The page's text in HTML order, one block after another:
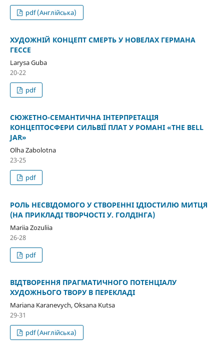
pdf (Англійська)
ХУДОЖНІЙ КОНЦЕПТ СМЕРТЬ У НОВЕЛАХ ГЕРМАНА
ГЕССЕ
Larysa Guba
20-22
pdf
СЮЖЕТНО-СЕМАНТИЧНА ІНТЕРПРЕТАЦІЯ
КОНЦЕПТОСФЕРИ СИЛЬВІЇ ПЛАТ У РОМАНІ «THE BELL
JAR»
Olha Zabolotna
23-25
pdf
РОЛЬ НЕСВІДОМОГО У СТВОРЕННІ ІДІОСТИЛЮ МИТЦЯ
(НА ПРИКЛАДІ ТВОРЧОСТІ У. ГОЛДІНГА)
Mariia Zozuliia
26-28
pdf
ВІДТВОРЕННЯ ПРАГМАТИЧНОГО ПОТЕНЦІАЛУ
ХУДОЖНЬОГО ТВОРУ В ПЕРЕКЛАДІ
Mariana Karanevych, Oksana Kutsa
29-31
pdf (Англійська)